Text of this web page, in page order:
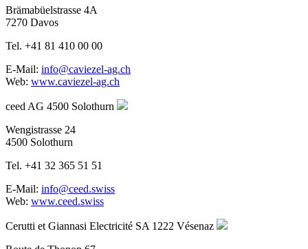
Brämabüelstrasse 4A
7270 Davos
Tel. +41 81 410 00 00
E-Mail: info@caviezel-ag.ch
Web: www.caviezel-ag.ch
ceed AG 4500 Solothurn
Wengistrasse 24
4500 Solothurn
Tel. +41 32 365 51 51
E-Mail: info@ceed.swiss
Web: www.ceed.swiss
Cerutti et Giannasi Electricité SA 1222 Vésenaz